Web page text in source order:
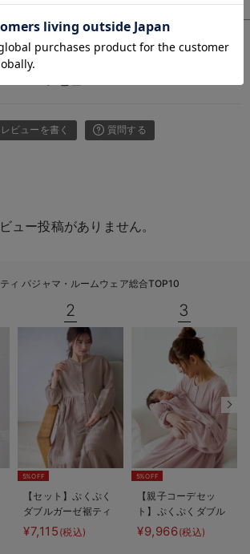
レビューを書く 質問する
ュー投稿がありません。
ィ パジャマ・ルームウェア総合TOP10
2
5%OFF
【セット】ぷくぷく
ダブルガーゼ裾ティ
アード3WAYワンピ
ース＆産後も使える
¥7,115 (税込)
3
5%OFF
【親子コーデセッ
ト】ぷくぷくダブル
ガーゼ裾ティアード
3WAYワンピース＆
¥9,966(税込)
お気に入り商品を確認する